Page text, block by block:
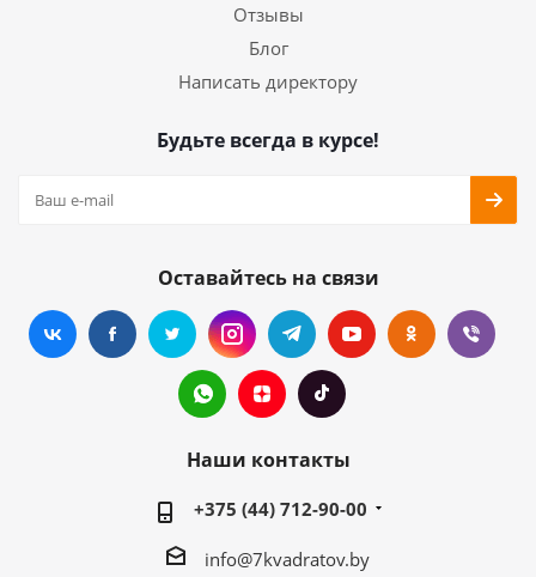
Отзывы
Блог
Написать директору
Будьте всегда в курсе!
Оставайтесь на связи
Наши контакты
+375 (44) 712-90-00
info@7kvadratov.by